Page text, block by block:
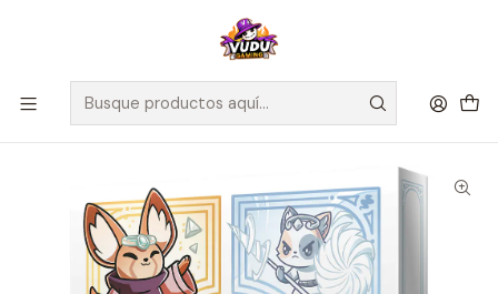
🚀 ¡Despachamos a todo Chile! Envío GRATIS a Regiones sobre
$100.000 y a RM sobre $35.000
Inicio Juegos de Mesa Expansiones
Dominio de los Elementos - Arena y Viento - Español